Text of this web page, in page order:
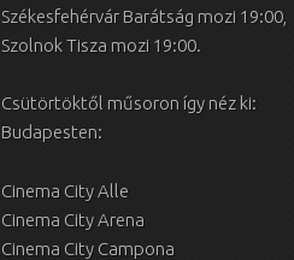
Székesfehérvár Barátság mozi 19:00,
Szolnok Tisza mozi 19:00.
Csütörtöktől műsoron így néz ki:
Budapesten:
Cinema City Alle
Cinema City Arena
Cinema City Campona